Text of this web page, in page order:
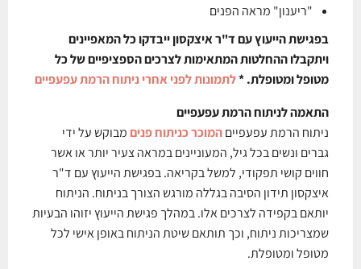
"ריענון" מראה הפנים
בפגישת הייעוץ עם ד"ר איצקסון ייבדקו כל המאפיינים
ויתקבלו ההחלטות המתאימות לצרכים הספציפיים של כל
מטופל ומטופלת. *לתמונות לפני אחרי ניתוח הרמת עפעפיים
התאמה לניתוח הרמת עפעפיים
ניתוח הרמת עפעפייםהמוכר כניתוח פנים מבוקש על ידי
גברים ונשים בכל גיל, המעוניינים במראה צעיר יותר או אשר
חווים קושי תפקודי, למשל בקריאה. בפגישת הייעוץ עם ד"ר
איצקסון תידון הסיבה בגללה מורגש הצורך בניתוח. הניתוח
יותאם בקפידה לצרכים אלו. במהלך פגישת הייעוץ יזוהו הבעיות
שמצריכות ניתוח, וכך תותאם שיטת הניתוח באופן אישי לכל
מטופל ומטופלת.